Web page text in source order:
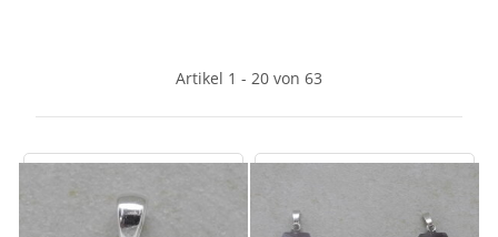
Artikel 1 - 20 von 63